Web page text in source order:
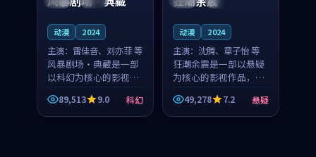
动漫 2024
主演： 雷佳音、刘亦菲 等
风暴剧场·典藏是一部
以科幻为核心的影视作
品，围绕危机、反转与
人物成长展开，整体节
奏紧凑，值得推荐观
89,513 9.0 科幻
动漫 2024
主演： 沈腾、章子怡 等
狂潮余震是一部以悬疑
为核心的影视作品，围
绕危机、反转与人物成
长展开，整体节奏紧
凑，值得推荐观看。
49,278 7.2 悬疑